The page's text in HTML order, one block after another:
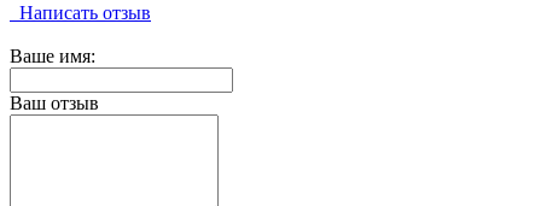
Написать отзыв
Ваше имя:
Ваш отзыв